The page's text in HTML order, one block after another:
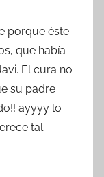
porque éste
que había
El cura no
su padre
ayyyy lo
tal